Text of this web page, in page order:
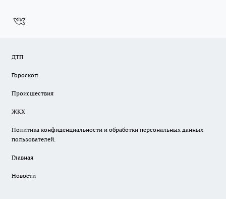
ДТП
Гороскоп
Происшествия
ЖКХ
Политика конфиденциальности и обработки персональных данных
пользователей.
Главная
Новости